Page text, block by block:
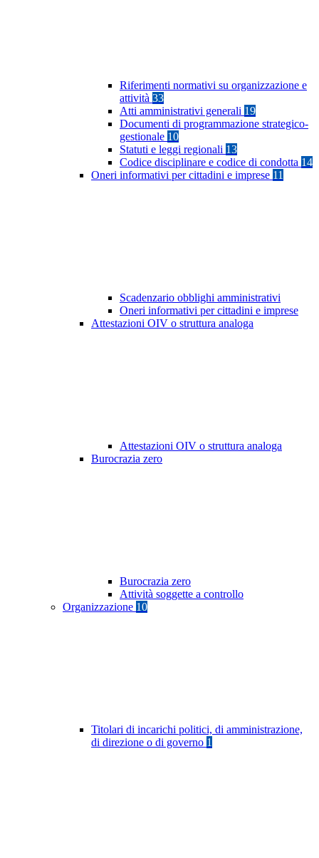
Riferimenti normativi su organizzazione e
attività 33
Atti amministrativi generali 19
Documenti di programmazione strategico-
gestionale 10
Statuti e leggi regionali 13
Codice disciplinare e codice di condotta 14
Oneri informativi per cittadini e imprese 11
Scadenzario obblighi amministrativi
Oneri informativi per cittadini e imprese
Attestazioni OIV o struttura analoga
Attestazioni OIV o struttura analoga
Burocrazia zero
Burocrazia zero
Attività soggette a controllo
Organizzazione 10
Titolari di incarichi politici, di amministrazione,
di direzione o di governo 1